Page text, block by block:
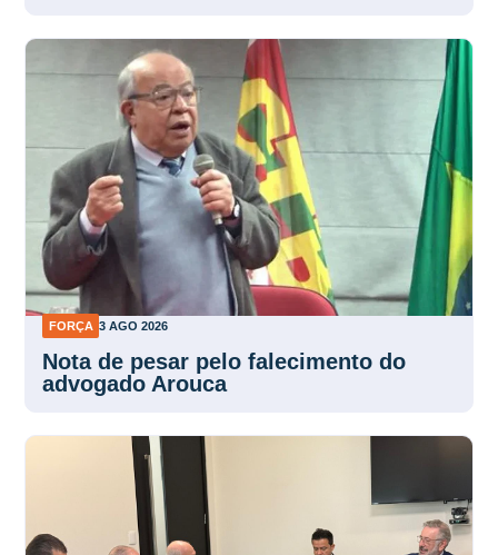
FORÇA 3 AGO 2026
Nota de pesar pelo falecimento do
advogado Arouca